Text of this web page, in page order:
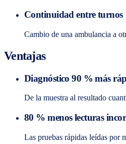
Continuidad entre turnos
Cambio de una ambulancia a
Ventajas
Diagnóstico 90 % más
De la muestra al resultado
80 % menos lecturas
Las pruebas rápidas leídas por